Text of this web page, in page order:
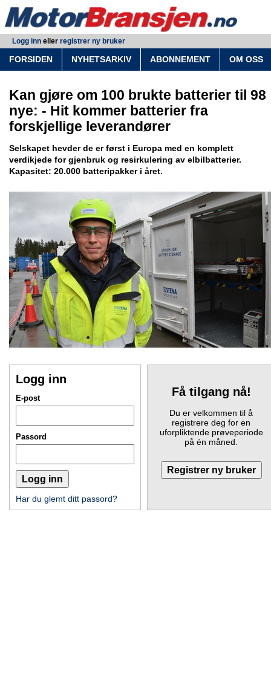
Logg inn eller registrer ny bruker
FORSIDEN NYHETSARKIV ABONNEMENT OM OSS
Kan gjøre om 100 brukte batterier til 98
nye: - Hit kommer batterier fra
forskjellige leverandører
Selskapet hevder de er først i Europa med en komplett
verdikjede for gjenbruk og resirkulering av elbilbatterier.
Kapasitet: 20.000 batteripakker i året.
Logg inn
E-post
Passord
Har du glemt ditt passord?
Få tilgang nå!
Du er velkommen til å
registrere deg for en
uforpliktende prøveperiode
på én måned.